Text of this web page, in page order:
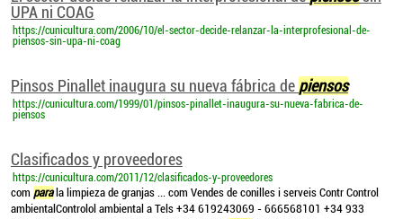
UPA ni COAG
https://cunicultura.com/2006/10/el-sector-decide-relanzar-la-interprofesional-de-
piensos-sin-upa-ni-coag
Pinsos Pinallet inaugura su nueva fábrica de piensos
https://cunicultura.com/1999/01/pinsos-pinallet-inaugura-su-nueva-fabrica-de-
piensos
Clasificados y proveedores
https://cunicultura.com/2011/12/clasificados-y-proveedores
com parala limpieza de granjas ... com Vendes de conilles i serveis Contr Control
ambientalControlol ambiental a Tels +34 619243069 - 666568101 +34 933